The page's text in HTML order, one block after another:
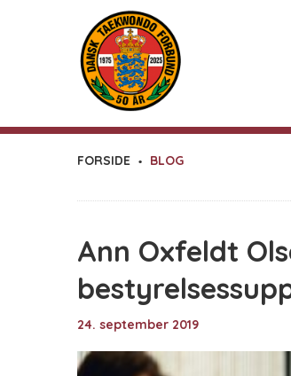
FORSIDE BLOG
Ann Oxfeldt
24. september 2019